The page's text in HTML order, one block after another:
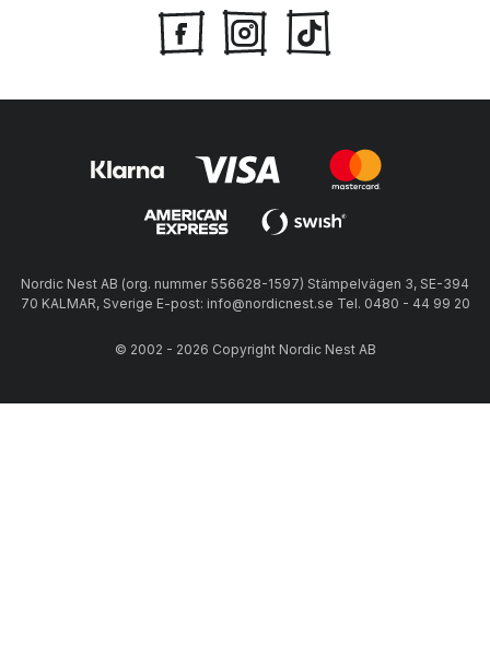
Nordic Nest AB (org. nummer 556628-1597) Stämpelvägen 3, SE-394
70 KALMAR, Sverige E-post: info@nordicnest.se Tel. 0480 - 44 99 20
© 2002 - 2026 Copyright Nordic Nest AB